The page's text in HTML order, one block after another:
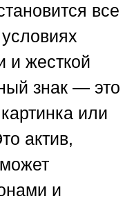
все
и жесткой
знак — это
или
актив,
и